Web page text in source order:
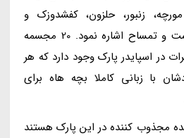
زنبور، حلزون، کفشدوزک و
خزندگانی همانند لاک پشت و تمساح اشاره نمود. 20 مجسمه
در اسپایدر پارک وجود دارد که هر
با زبانی کاملا بچه هاه برای
مجذوب کننده در این پارک هستند